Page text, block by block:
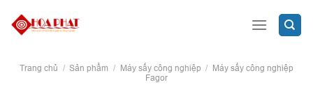
Trang chủ / Sản phẩm / Máy sấy công nghiệp / Máy sấy công nghiệp
Fagor